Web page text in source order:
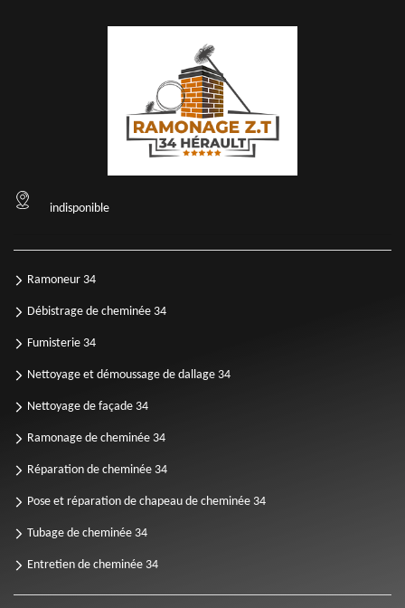
indisponible
Ramoneur 34
Débistrage de cheminée 34
Fumisterie 34
Nettoyage et démoussage de dallage 34
Nettoyage de façade 34
Ramonage de cheminée 34
Réparation de cheminée 34
Pose et réparation de chapeau de cheminée 34
Tubage de cheminée 34
Entretien de cheminée 34